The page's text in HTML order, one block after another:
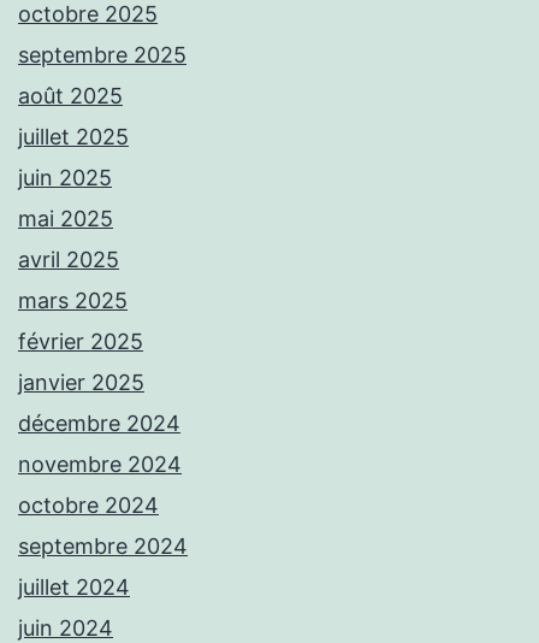
octobre 2025
septembre 2025
août 2025
juillet 2025
juin 2025
mai 2025
avril 2025
mars 2025
février 2025
janvier 2025
décembre 2024
novembre 2024
octobre 2024
septembre 2024
juillet 2024
juin 2024